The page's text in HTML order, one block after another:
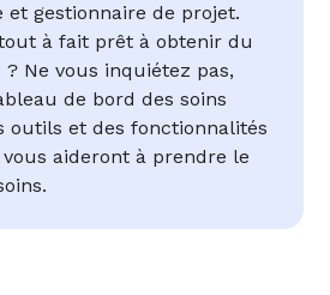
et gestionnaire de projet.
à fait prêt à obtenir du
Ne vous inquiétez pas,
de bord des soins
outils et des fonctionnalités
aideront à prendre le